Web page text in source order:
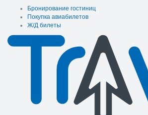
Бронирование гостиниц
Покупка авиабилетов
Ж/Д билеты